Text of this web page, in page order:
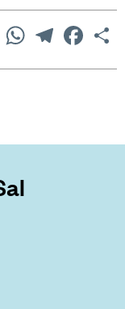
WhatsAppTelegram